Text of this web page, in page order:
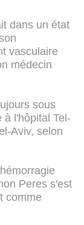
dans un état
vasculaire
médecin
sous
à l'hôpital Tel-
Aviv, selon
Peres s'est
comme